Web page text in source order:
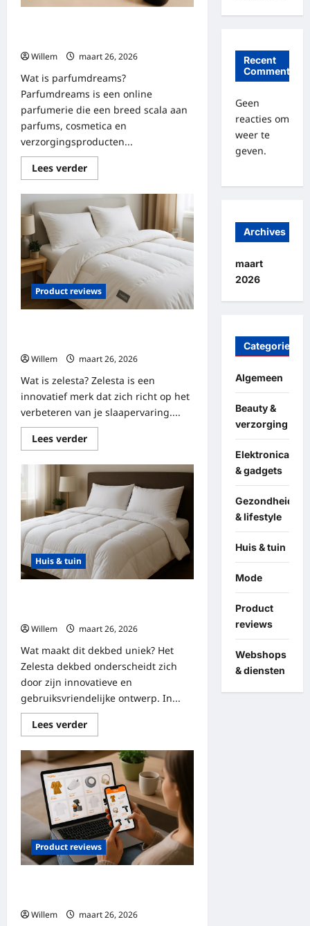
Willem
maart 26, 2026
Wat is parfumdreams?
Parfumdreams is een online
parfumerie die een breed scala aan
parfums, cosmetica en
verzorgingsproducten...
Lees verderLees
meer
Ontdek
parfumdreams:
alles
over
geuren,
kwaliteit
en
aanbiedingen
Product reviews
Willem
maart 26, 2026
Wat is zelesta? Zelesta is een
innovatief merk dat zich richt op het
verbeteren van je slaapervaring....
Lees verderLees
meer
Alles
over
zelesta:
van
dekbedden
tot
klantbeoordelingen
Huis & tuin
Willem
maart 26, 2026
Wat maakt dit dekbed uniek? Het
Zelesta dekbed onderscheidt zich
door zijn innovatieve en
gebruiksvriendelijke ontwerp. In...
Lees verderLees
meer
Alles
wat
je
moet
weten
over
moderne
dekbedden
Product reviews
Willem
maart 26, 2026
Recent
Comments
Geen
reacties om
weer te
geven.
Archives
maart
2026
Categories
Algemeen
Beauty &
verzorging
Elektronica
& gadgets
Gezondheid
& lifestyle
Huis & tuin
Mode
Product
reviews
Webshops
& diensten